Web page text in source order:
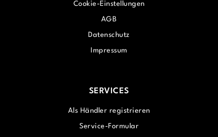
Cookie-Einstellungen
AGB
Datenschutz
Impressum
SERVICES
Als Händler registrieren
Service-Formular